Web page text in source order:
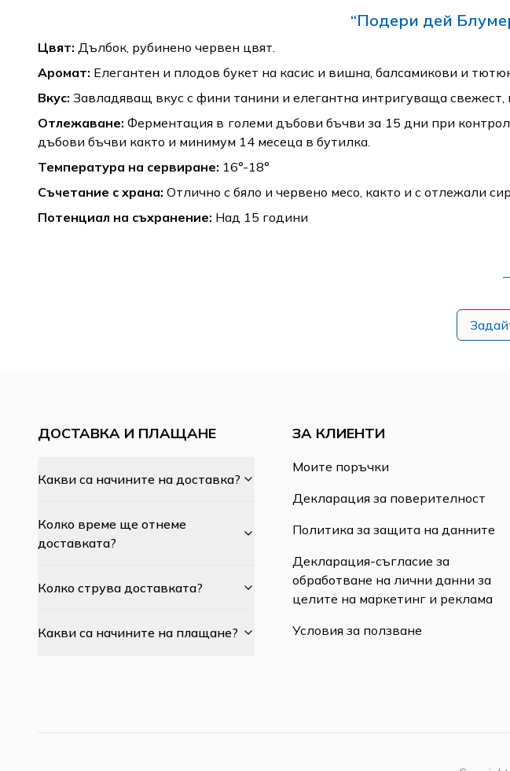
“Подери дей
Цвят: Дълбок, рубинено червен цвят.
Аромат: Елегантен и плодов букет на касис и вишна, балсамикови и
Вкус: Завладяващ вкус с фини танини и елегантна интригуваща
Отлежаване: Ферментация в големи дъбови бъчви за 15 дни при
дъбови бъчви както и минимум 14 месеца в бутилка.
Температура на сервиране: 16°-18°
Съчетание с храна: Отлично с бяло и червено месо, както и с отлежали
Потенциал на съхранение: Над 15 години
ДОСТАВКА И ПЛАЩАНЕ
Какви са начините на доставка?
Колко време ще отнеме
доставката?
Колко струва доставката?
Какви са начините на плащане?
ЗА КЛИЕНТИ
Моите поръчки
Декларация за поверителност
Политика за защита на данните
Декларация-съгласие за
обработване на лични данни за
целите на маркетинг и реклама
Условия за ползване